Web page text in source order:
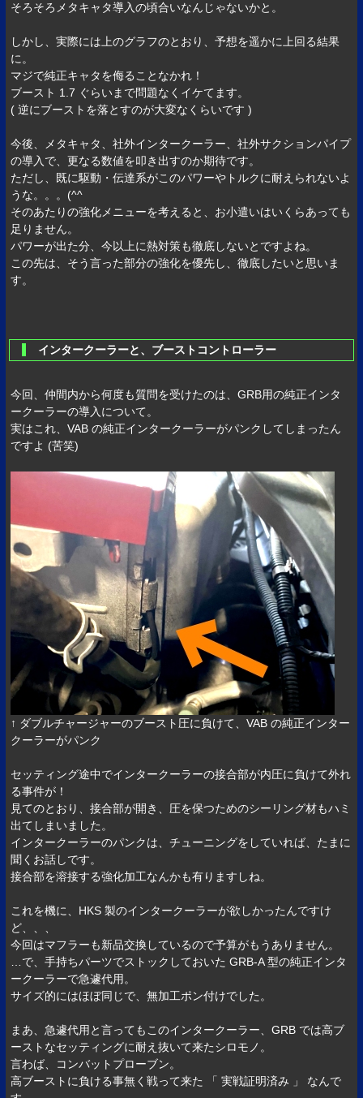
そろそろメタキャタ導入の頃合いなんじゃないかと。
しかし、実際には上のグラフのとおり、予想を遥かに上回る結果
に。
マジで純正キャタを侮ることなかれ！
ブースト 1.7 ぐらいまで問題なくイケてます。
( 逆にブーストを落とすのが大変なくらいです )
今後、メタキャタ、社外インタークーラー、社外サクションパイプ
の導入で、更なる数値を叩き出すのか期待です。
ただし、既に駆動・伝達系がこのパワーやトルクに耐えられないよ
うな。。。(^^ゞ
そのあたりの強化メニューを考えると、お小遣いはいくらあっても
足りません。
パワーが出た分、今以上に熱対策も徹底しないとですよね。
この先は、そう言った部分の強化を優先し、徹底したいと思いま
す。
インタークーラーと、ブーストコントローラー
今回、仲間内から何度も質問を受けたのは、GRB用の純正インタ
ークーラーの導入について。
実はこれ、VAB の純正インタークーラーがパンクしてしまったん
ですよ (苦笑)
↑ ダブルチャージャーのブースト圧に負けて、VAB の純正インター
クーラーがパンク
セッティング途中でインタークーラーの接合部が内圧に負けて外れ
る事件が！
見てのとおり、接合部が開き、圧を保つためのシーリング材もハミ
出てしまいました。
インタークーラーのパンクは、チューニングをしていれば、たまに
聞くお話しです。
接合部を溶接する強化加工なんかも有りますしね。
これを機に、HKS 製のインタークーラーが欲しかったんですけ
ど、、、
今回はマフラーも新品交換しているので予算がもうありません。
…で、手持ちパーツでストックしておいた GRB-A 型の純正インタ
ークーラーで急遽代用。
サイズ的にはほぼ同じで、無加工ポン付けでした。
まあ、急遽代用と言ってもこのインタークーラー、GRB では高ブ
ーストなセッティングに耐え抜いて来たシロモノ。
言わば、コンバットプローブン。
高ブーストに負ける事無く戦って来た 「 実戦証明済み 」 なんで